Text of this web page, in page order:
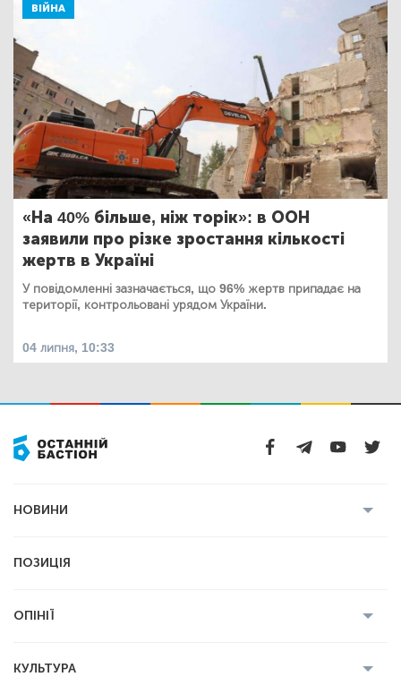
ВІЙНА
«На 40% більше, ніж торік»: в ООН
заявили про різке зростання кількості
жертв в Україні
У повідомленні зазначається, що 96% жертв припадає на
території, контрольовані урядом України.
04 липня, 10:33
НОВИНИ
Економіка
ПОЗИЦІЯ
ОПІНІЇ
КУЛЬТУРА